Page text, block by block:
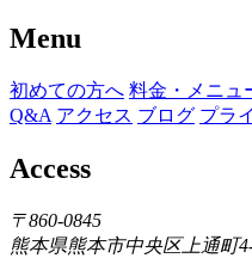
Menu
初めての方へ 料金・メニュ
Q&A アクセス ブログ プラ
Access
〒860-0845
熊本県熊本市中央区上通町